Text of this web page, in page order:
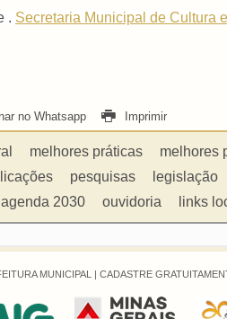
. Secretaria Municipal de Cultura
no Whatsapp Imprimir
melhores práticas melhores
pesquisas legislação
agenda 2030 ouvidoria links
MUNICIPAL | CADASTRE